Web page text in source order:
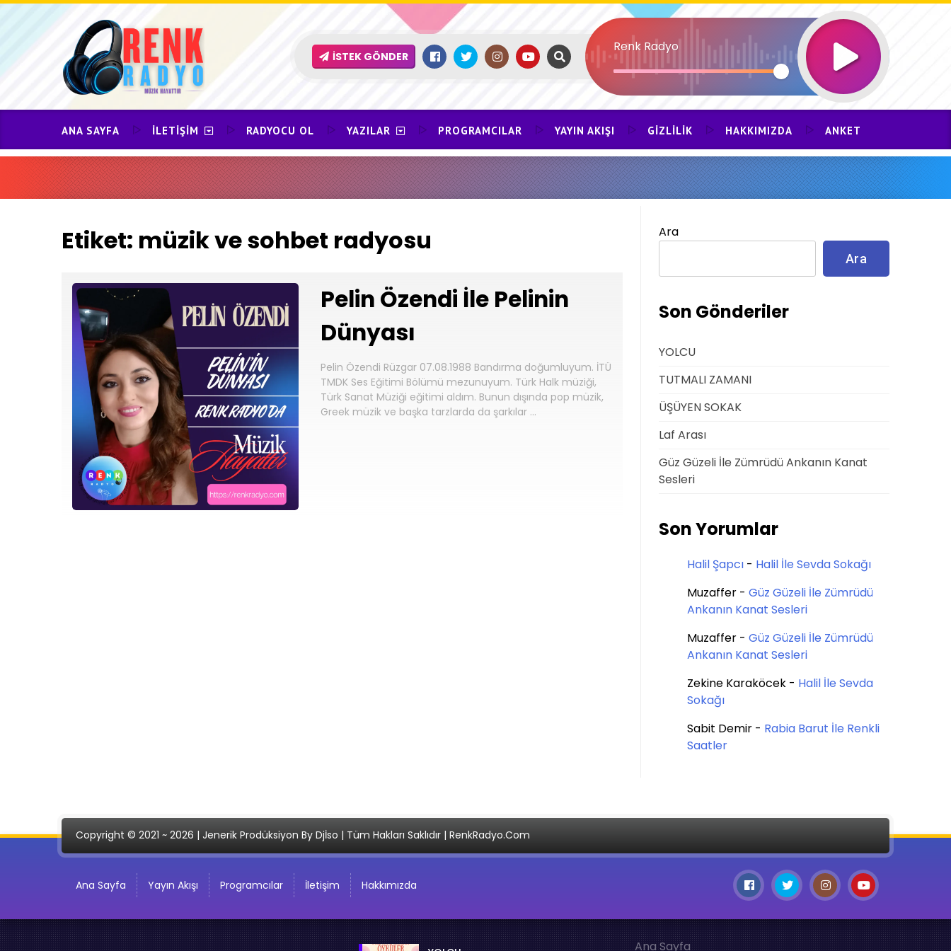
Skip
content
İSTEK GÖNDER
Renk Radyo
ANA SAYFA İLETIŞIM RADYOCU OL YAZILAR PROGRAMCILAR YAYIN AKIŞI GIZLILIK HAKKIMIZDA ANKET
Etiket: müzik ve sohbet radyosu
Pelin Özendi İle Pelinin
Dünyası
Pelin Özendi Rüzgar 07.08.1988 Bandırma doğumluyum. İTÜ
TMDK Ses Eğitimi Bölümü mezunuyum. Türk Halk müziği,
Türk Sanat Müziği eğitimi aldım. Bunun dışında pop müzik,
Greek müzik ve başka tarzlarda da şarkılar …
Ara
Ara
Son Gönderiler
YOLCU
TUTMALI ZAMANI
ÜŞÜYEN SOKAK
Laf Arası
Güz Güzeli İle Zümrüdü Ankanın Kanat
Sesleri
Son Yorumlar
Halil Şapcı - Halil İle Sevda Sokağı
Muzaffer - Güz Güzeli İle Zümrüdü
Ankanın Kanat Sesleri
Muzaffer - Güz Güzeli İle Zümrüdü
Ankanın Kanat Sesleri
Zekine Karaköcek - Halil İle Sevda
Sokağı
Sabit Demir - Rabia Barut İle Renkli
Saatler
Copyright © 2021 ~ 2026 | Jenerik Prodüksiyon By Djİso | Tüm Hakları Saklıdır | RenkRadyo.Com
Ana Sayfa Yayın Akışı Programcılar İletişim Hakkımızda
Ana Sayfa